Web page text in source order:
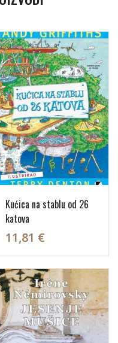
Kućica na stablu od 26
katova
11,81 €